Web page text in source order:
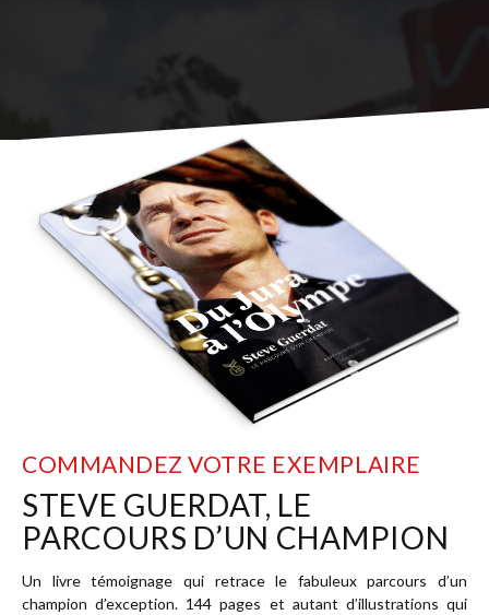
COMMANDEZ VOTRE EXEMPLAIRE
STEVE GUERDAT, LE
PARCOURS D’UN CHAMPION
Un livre témoignage qui retrace le fabuleux parcours d’un
champion d’exception. 144 pages et autant d’illustrations qui